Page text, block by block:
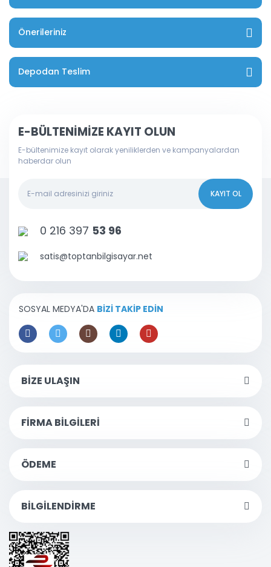
Önerileriniz
Depodan Teslim
E-BÜLTENİMİZE KAYIT OLUN
E-bültenimize kayıt olarak yeniliklerden ve kampanyalardan
haberdar olun
KAYIT OL
0 216 397 53 96
satis@toptanbilgisayar.net
SOSYAL MEDYA'DA BİZİ TAKİP EDİN
BİZE ULAŞIN
FİRMA BİLGİLERİ
ÖDEME
BİLGİLENDİRME